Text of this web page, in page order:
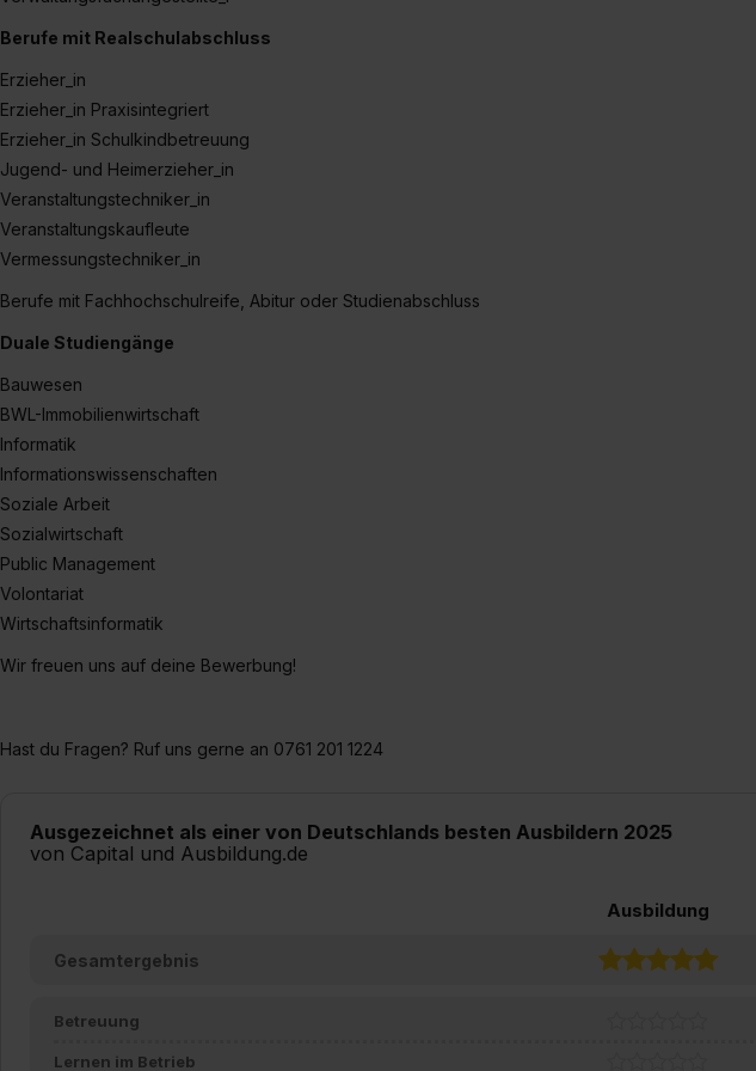
Berufe mit Realschulabschluss
Erzieher_in
Erzieher_in Praxisintegriert
Erzieher_in Schulkindbetreuung
Jugend- und Heimerzieher_in
Veranstaltungstechniker_in
Veranstaltungskaufleute
Vermessungstechniker_in
Berufe mit Fachhochschulreife, Abitur oder Studienabschluss
Duale Studiengänge
Bauwesen
BWL-Immobilienwirtschaft
Informatik
Informationswissenschaften
Soziale Arbeit
Sozialwirtschaft
Public Management
Volontariat
Wirtschaftsinformatik
Wir freuen uns auf deine Bewerbung!
Hast du Fragen? Ruf uns gerne an 0761 201 1224
Ausgezeichnet als einer von Deutschlands besten Ausbildern 2025
von Capital und Ausbildung.de
Ausbildung
Gesamtergebnis
Betreuung
Lernen im Betrieb